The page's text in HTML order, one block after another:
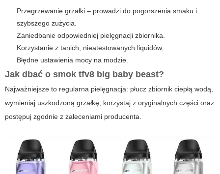
Przegrzewanie grzałki – prowadzi do pogorszenia smaku i
szybszego zużycia.
Zaniedbanie odpowiedniej pielęgnacji zbiornika.
Korzystanie z tanich, nieatestowanych liquidów.
Błędne ustawienia mocy na modzie.
Jak dbać o smok tfv8 big baby beast?
Najważniejsze to regularna pielęgnacja: płucz zbiornik ciepłą wodą,
wymieniaj uszkodzoną grzałkę, korzystaj z oryginalnych części oraz
postępuj zgodnie z zaleceniami producenta.